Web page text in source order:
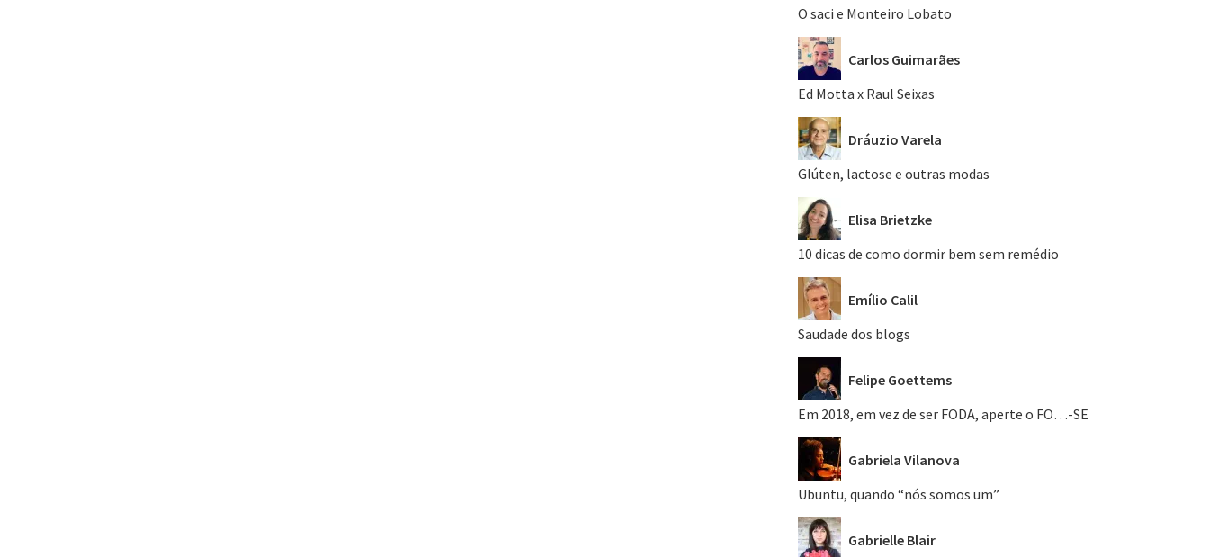
O saci e Monteiro Lobato
Carlos Guimarães
Ed Motta x Raul Seixas
Dráuzio Varela
Glúten, lactose e outras modas
Elisa Brietzke
10 dicas de como dormir bem sem remédio
Emílio Calil
Saudade dos blogs
Felipe Goettems
Em 2018, em vez de ser FODA, aperte o FO…-SE
Gabriela Vilanova
Ubuntu, quando “nós somos um”
Gabrielle Blair